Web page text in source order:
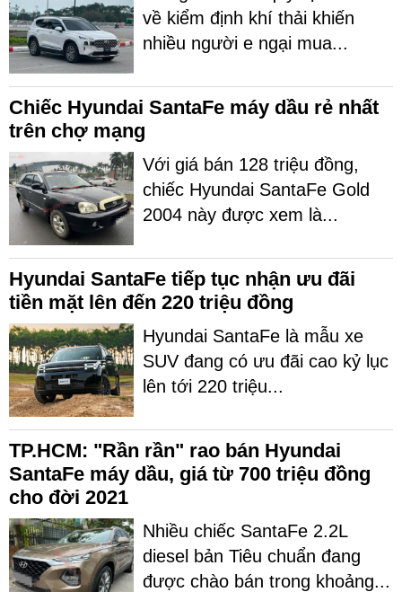
về kiểm định khí thải khiến
nhiều người e ngại mua...
Chiếc Hyundai SantaFe máy dầu rẻ nhất
trên chợ mạng
Với giá bán 128 triệu đồng,
chiếc Hyundai SantaFe Gold
2004 này được xem là...
Hyundai SantaFe tiếp tục nhận ưu đãi
tiền mặt lên đến 220 triệu đồng
Hyundai SantaFe là mẫu xe
SUV đang có ưu đãi cao kỷ lục
lên tới 220 triệu...
TP.HCM: "Rần rần" rao bán Hyundai
SantaFe máy dầu, giá từ 700 triệu đồng
cho đời 2021
Nhiều chiếc SantaFe 2.2L
diesel bản Tiêu chuẩn đang
được chào bán trong khoảng...